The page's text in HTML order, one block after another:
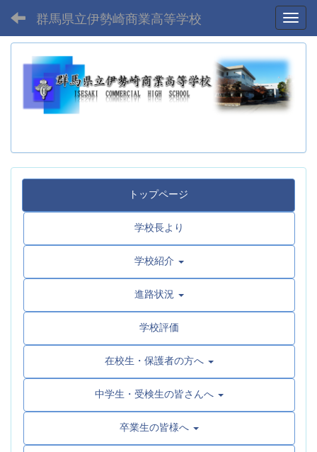
群馬県立伊勢崎商業高等学校
トップページ
学校長より
学校紹介
進路状況
学校評価
在校生・保護者の方へ
中学生・受検生の皆さんへ
卒業生の皆様へ